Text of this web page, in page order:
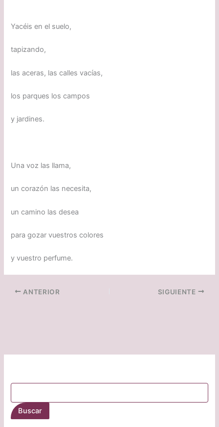
Yacéis en el suelo,
tapizando,
las aceras, las calles vacías,
los parques los campos
y jardines.
Una voz las llama,
un corazón las necesita,
un camino las desea
para gozar vuestros colores
y vuestro perfume.
ANTERIOR SIGUIENTE
Buscar